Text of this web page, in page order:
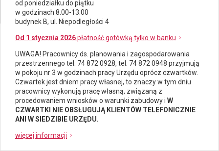
od poniedziałku do piątku
w godzinach 8.00-13.00
budynek B, ul. Niepodległości 4
Od 1 stycznia 2026płatność gotówką tylko w banku
UWAGA! Pracownicy ds. planowania i zagospodarowania
przestrzennego tel. 74 872 0928, tel. 74 872 0948 przyjmują
w pokoju nr 3 w godzinach pracy Urzędu oprócz czwartków.
Czwartek jest dniem pracy własnej, to znaczy w tym dniu
pracownicy wykonują pracę własną, związaną z
procedowaniem wniosków o warunki zabudowy i W
CZWARTKI NIE OBSŁUGUJĄ KLIENTÓW TELEFONICZNIE
ANI W SIEDZIBIE URZĘDU.
więcej informacji